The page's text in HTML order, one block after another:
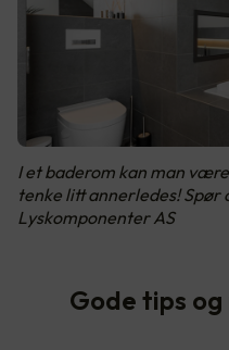
I et baderom kan man
tenke litt annerledes! Spør
Lyskomponenter AS
Gode tips